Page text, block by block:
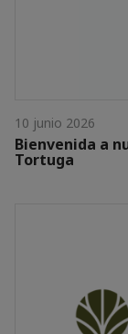
10 junio 2026
Bienvenida a
Tortuga